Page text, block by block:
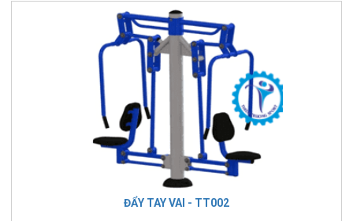
ĐẨY TAY VAI - TT002